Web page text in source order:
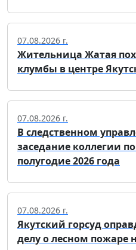
07.08.2026 г.
Жительница Жатая
клумбы в центре
07.08.2026 г.
В следственном
заседание коллегии
полугодие 2026 года
07.08.2026 г.
Якутский горсуд
делу о лесном пожаре